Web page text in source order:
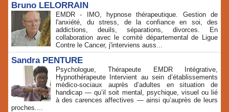
Bruno LELORRAIN
EMDR - IMO, hypnose thérapeutique. Gestion de
l'anxiété, du stress, de la confiance en soi, des
addictions, deuils, séparations, divorces. En
collaboration avec le comité départemental de Ligue
Contre le Cancer, j'interviens auss...
Sandra PENTURE
Psychologue, Thérapeute EMDR Intégrative,
Hypnothérapeute Intervient au sein d’établissements
médico‑sociaux auprès d’adultes en situation de
handicap — qu’il soit mental, psychique, visuel ou lié
à des carences affectives — ainsi qu’auprès de leurs
proches....